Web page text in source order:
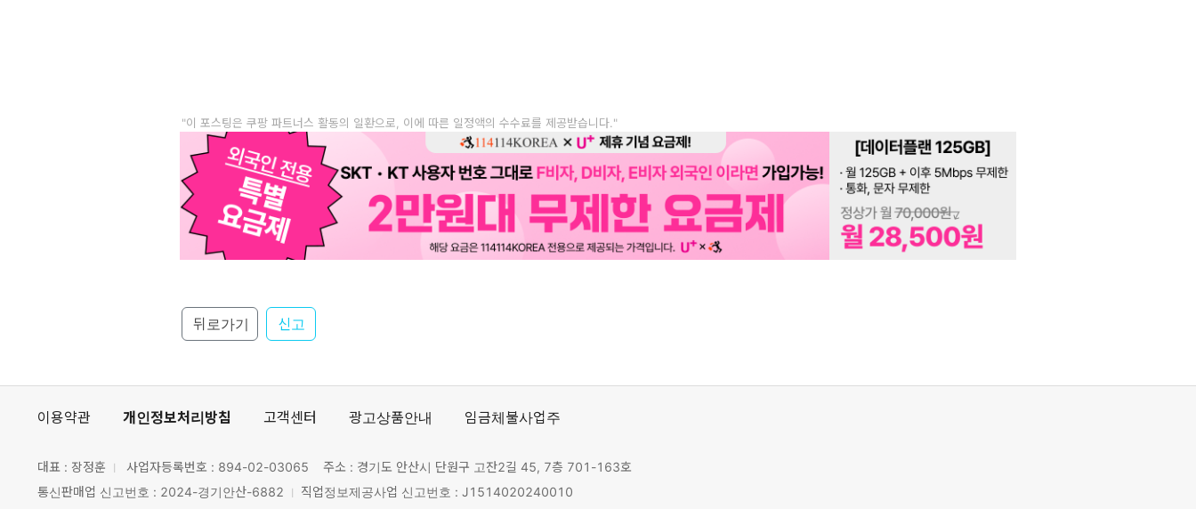
"이 포스팅은 쿠팡 파트너스 활동의 일환으로, 이에 따른 일정액의 수수료를 제공받습니다."
뒤로가기 신고
이용약관 개인정보처리방침 고객센터 광고상품안내 임금체불사업주
대표 : 장정훈 사업자등록번호 : 894-02-03065
주소 : 경기도 안산시 단원구 고잔2길 45, 7층 701-163호
통신판매업 신고번호 : 2024-경기안산-6882
직업정보제공사업 신고번호 : J1514020240010